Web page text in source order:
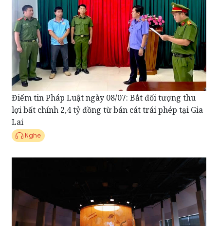
Điểm tin Pháp Luật ngày 08/07: Bắt đối tượng thu
lợi bất chính 2,4 tỷ đồng từ bán cát trái phép tại Gia
Lai
Nghe